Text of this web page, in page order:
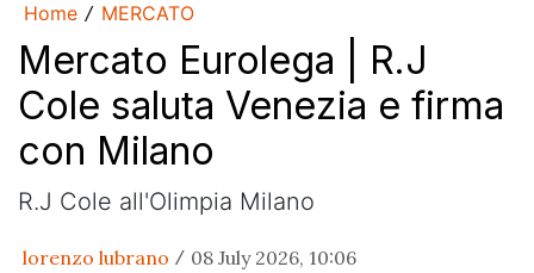
Home / MERCATO
Mercato Eurolega | R.J
Cole saluta Venezia e firma
con Milano
R.J Cole all'Olimpia Milano
lorenzo lubrano / 08 July 2026, 10:06